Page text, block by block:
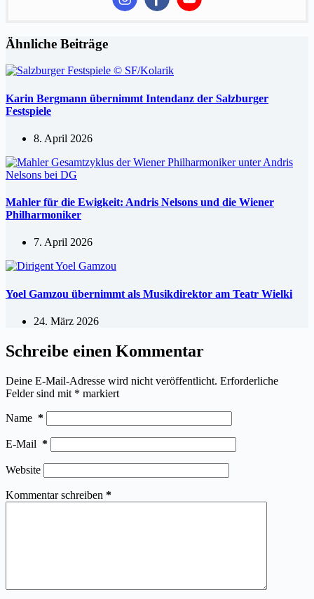
Ähnliche Beiträge
Karin Bergmann übernimmt Intendanz der Salzburger
Festspiele
8. April 2026
Mahler für die Ewigkeit: Andris Nelsons und die Wiener
Philharmoniker
7. April 2026
Yoel Gamzou übernimmt als Musikdirektor am Teatr Wielki
24. März 2026
Schreibe einen Kommentar
Deine E-Mail-Adresse wird nicht veröffentlicht. Erforderliche
Felder sind mit * markiert
Name *
E-Mail *
Website
Kommentar schreiben *